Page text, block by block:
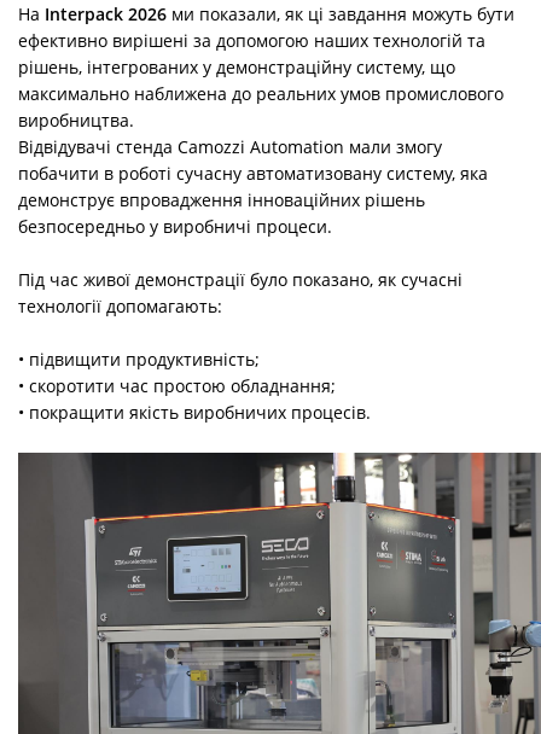
На Interpack 2026 ми показали, як ці завдання можуть бути
ефективно вирішені за допомогою наших технологій та
рішень, інтегрованих у демонстраційну систему, що
максимально наближена до реальних умов промислового
виробництва.
Відвідувачі стенда Camozzi Automation мали змогу
побачити в роботі сучасну автоматизовану систему, яка
демонструє впровадження інноваційних рішень
безпосередньо у виробничі процеси.
Під час живої демонстрації було показано, як сучасні
технології допомагають:
• підвищити продуктивність;
• скоротити час простою обладнання;
• покращити якість виробничих процесів.